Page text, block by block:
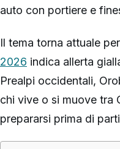
auto con portiere e
Il tema torna attuale
2026 indica allerta
Prealpi occidentali,
chi vive o si muove tra
prepararsi prima di